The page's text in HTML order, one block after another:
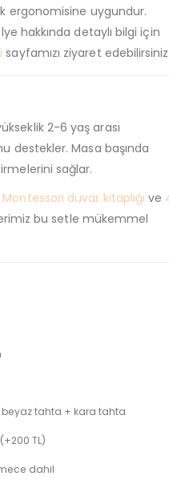
ergonomisine uygundur.
hakkında detaylı bilgi için
sayfamızı ziyaret
2-6 yaş arası
destekler. Masa başında
sağlar.
Montessori duvar kitaplığı ve
bu setle mükemmel
beyaz tahta + kara tahta
TL)
dahil